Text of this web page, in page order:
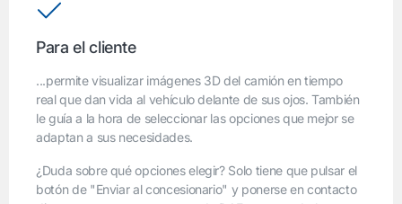
Para el cliente
...permite visualizar imágenes 3D del camión en tiempo
real que dan vida al vehículo delante de sus ojos. También
le guía a la hora de seleccionar las opciones que mejor se
adaptan a sus necesidades.
¿Duda sobre qué opciones elegir? Solo tiene que pulsar el
botón de "Enviar al concesionario" y ponerse en contacto